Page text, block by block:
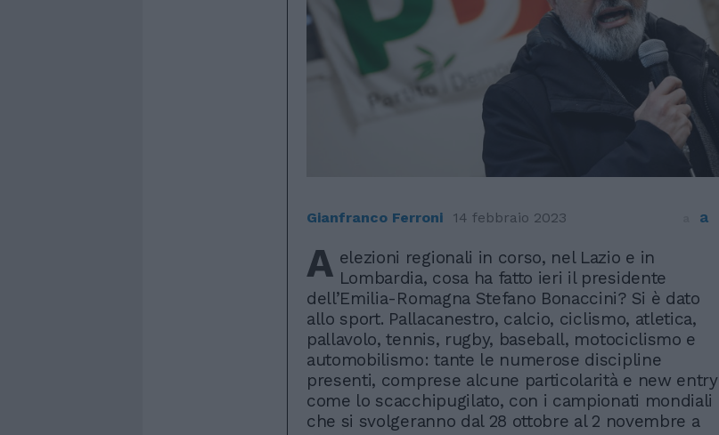
Gianfranco Ferroni 14 febbraio 2023 a
A elezioni regionali in corso, nel Lazio e in
Lombardia, cosa ha fatto ieri il presidente
dell’Emilia-Romagna Stefano Bonaccini? Si è dato
allo sport. Pallacanestro, calcio, ciclismo, atletica,
pallavolo, tennis, rugby, baseball, motociclismo e
automobilismo: tante le numerose discipline
presenti, comprese alcune particolarità e new entry
come lo scacchipugilato, con i campionati mondiali
che si svolgeranno dal 28 ottobre al 2 novembre a